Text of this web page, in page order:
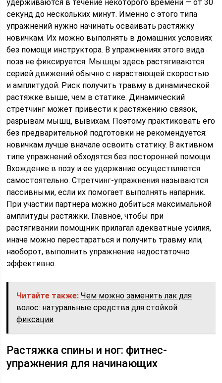
удерживаются в течение некоторого времени — от 30
секунд до нескольких минут. Именно с этого типа
упражнений нужно начинать осваивать растяжку
новичкам. Их можно выполнять в домашних условиях
без помощи инструктора. В упражнениях этого вида
поза не фиксируется. Мышцы здесь растягиваются
серией движений обычно с нарастающей скоростью
и амплитудой. Риск получить травму в динамической
растяжке выше, чем в статике. Динамический
стретчинг может привести к растяжению связок,
разрывам мышц, вывихам. Поэтому практиковать его
без предварительной подготовки не рекомендуется:
новичкам лучше вначале освоить статику. В активном
типе упражнений обходятся без посторонней помощи.
Вхождение в позу и ее удержание осуществляется
самостоятельно. Стретчинг-упражнения называются
пассивными, если их помогает выполнять напарник.
При участии партнера можно добиться максимальной
амплитуды растяжки. Главное, чтобы при
растягивании помощник прилагал адекватные усилия,
иначе можно перестараться и получить травму или,
наоборот, выполнить упражнение недостаточно
эффективно.
Читайте также: Чем можно заменить лак для
волос: натуральные средства для стойкой
фиксации
Растяжка спины и ног: фитнес-
упражнения для начинающих